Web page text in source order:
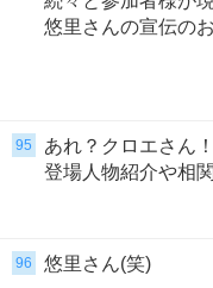
悠里さんの宣伝の
95
あれ？クロエさん！
登場人物紹介や相
96 悠里さん(笑)